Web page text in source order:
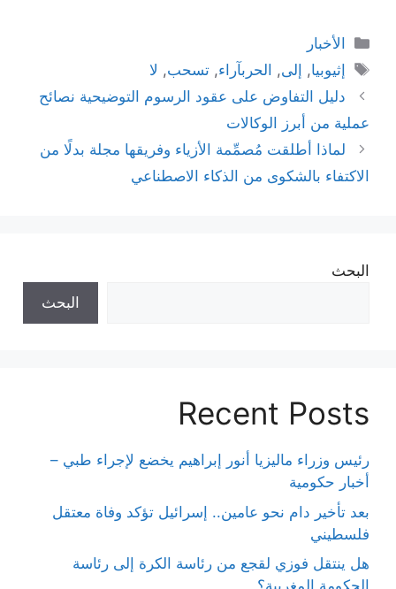
التصنيفات
الأخبار
الوسوم
إثيوبيا, إلى, الحربآراء,تسحب, لا
دليل التفاوض على عقود الرسوم التوضيحية نصائح
عملية من أبرز الوكالات
لماذا أطلقت مُصمِّمة الأزياء وفريقها مجلة بدلًا من
الاكتفاء بالشكوى من الذكاء الاصطناعي
البحث
البحث
Recent Posts
رئيس وزراء ماليزيا أنور إبراهيم يخضع لإجراء طبي –
أخبار حكومية
بعد تأخير دام نحو عامين.. إسرائيل تؤكد وفاة معتقل
فلسطيني
هل ينتقل فوزي لقجع من رئاسة الكرة إلى رئاسة
الحكومة المغربية؟